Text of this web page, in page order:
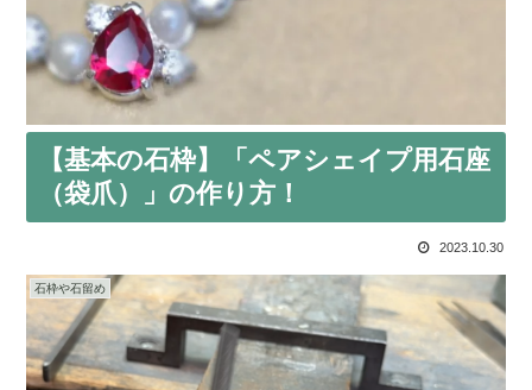
【基本の石枠】「ペアシェイプ用石座
（袋爪）」の作り方！
2023.10.30
石枠や石留め